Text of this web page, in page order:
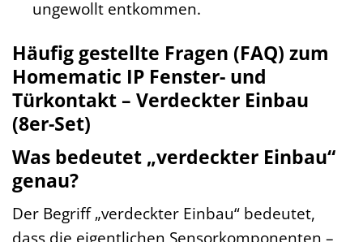
ungewollt entkommen.
Häufig gestellte Fragen (FAQ) zum
Homematic IP Fenster- und
Türkontakt – Verdeckter Einbau
(8er-Set)
Was bedeutet „verdeckter Einbau“
genau?
Der Begriff „verdeckter Einbau“ bedeutet,